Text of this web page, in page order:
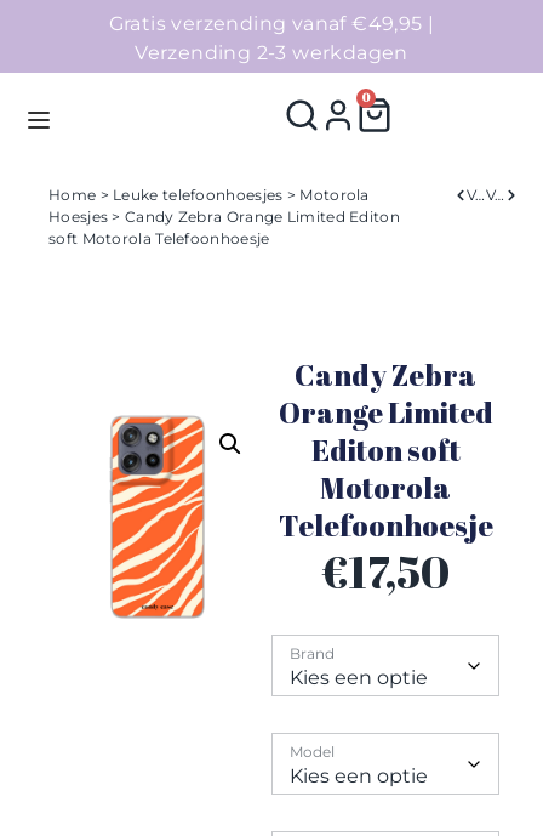
Gratis verzending vanaf €49,95 |
Verzending 2-3 werkdagen
0
Homepage
Collecties
Contact
Home > Leuke telefoonhoesjes > Motorola
Hoesjes > Candy Zebra Orange Limited Editon
soft Motorola Telefoonhoesje
Verleden Volgend
Candy Zebra
Orange Limited
Editon soft
Motorola
Telefoonhoesje
€17,50
Brand
Model